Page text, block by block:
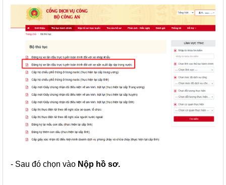
- Sau đó chọn vào Nộp hồ sơ.